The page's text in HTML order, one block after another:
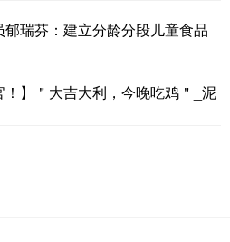
瑞芬：建立分龄分段儿童食品
】＂大吉大利，今晚吃鸡＂_泥